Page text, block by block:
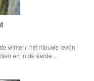
winter): het nieuwe leven
en in de aarde ...